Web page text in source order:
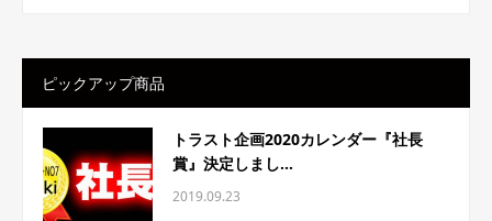
ピックアップ商品
トラスト企画2020カレンダー『社長
賞』決定しまし...
2019.09.23